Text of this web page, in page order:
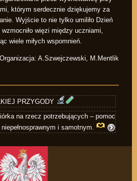
którym serdecznie dziękujemy za
Wyjście to nie tylko umiliło Dzień
więzi między uczniami,
wiele miłych wspomnień.
Organizacja: A.Szwejczewski, M.Mentlik
PRZYGODY
na rzecz potrzebujących – pomoc
i samotnym.